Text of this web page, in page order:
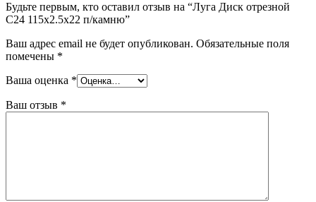
Будьте первым, кто оставил отзыв на “Луга Диск отрезной
С24 115х2.5х22 п/камню”
Ваш адрес email не будет опубликован. Обязательные поля
помечены *
Ваша оценка *
Ваш отзыв *